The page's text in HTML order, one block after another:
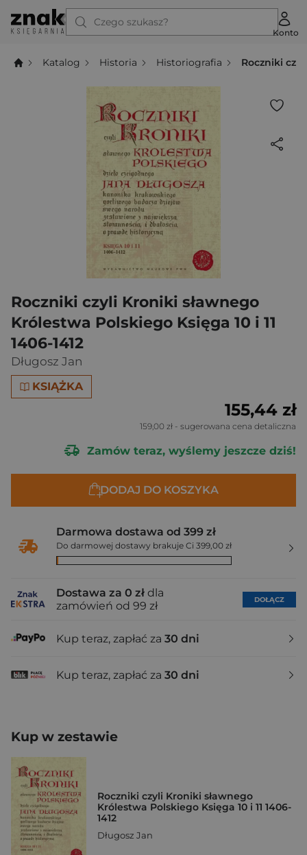
Czego szukasz?
Konto
Katalog Historia Historiografia Roczniki
Roczniki czyli Kroniki sławnego
Królestwa Polskiego Księga 10 i 11
1406-1412
Długosz Jan
KSIĄŻKA
155,44 zł
159,00 zł - sugerowana cena detaliczna
Zamów teraz, wyślemy jeszcze dziś!
DODAJ DO KOSZYKA
Darmowa dostawa od 399 zł
Do darmowej dostawy brakuje Ci 399,00 zł
Dostawa za 0 zł dla
zamówień od 99 zł
DOŁĄCZ
Kup teraz, zapłać za 30 dni
Kup teraz, zapłać za 30 dni
Kup w zestawie
Roczniki czyli Kroniki sławnego
Królestwa Polskiego Księga 10 i 11 1406-
1412
Długosz Jan